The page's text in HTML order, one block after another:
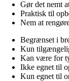
Gør det nemt
Praktisk til
Nem at
Begrænset i
Kun
Kan være for
Ikke egnet til
Kun egnet til